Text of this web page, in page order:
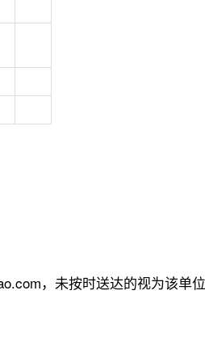
，未按时送达的视为该单位